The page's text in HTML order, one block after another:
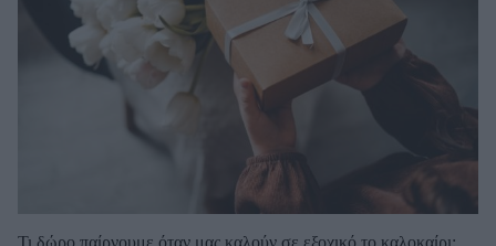
Τι δώρο παίρνουμε όταν μας καλούν σε εξοχικό το καλοκαίρι;